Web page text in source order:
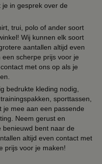
in gesprek over de
trui, polo of ander soort
Wij kunnen elk soort
aantallen altijd even
scherpe prijs voor je
met ons op als je
bedrukte kleding nodig,
sporttassen,
je mee aan een passende
Neem gerust en
benieuwd bent naar de
altijd even contact met
prijs voor je maken!